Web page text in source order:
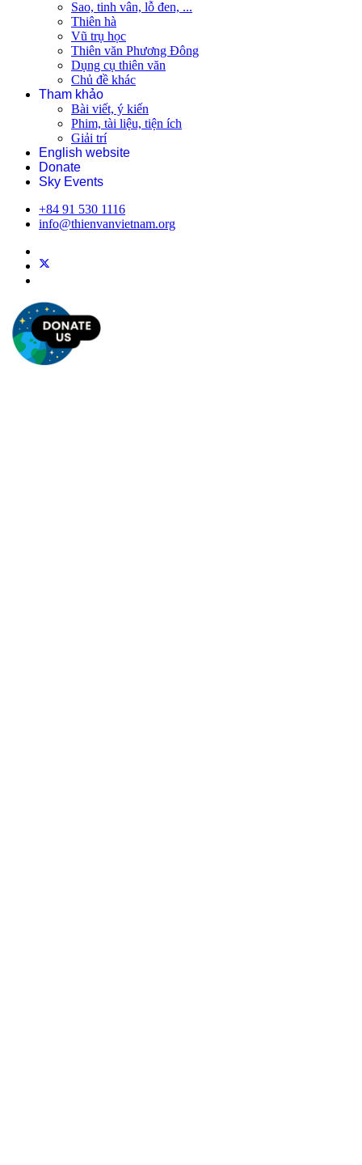
Sao, tinh vân, lỗ đen, ...
Thiên hà
Vũ trụ học
Thiên văn Phương Đông
Dụng cụ thiên văn
Chủ đề khác
Tham khảo
Bài viết, ý kiến
Phim, tài liệu, tiện ích
Giải trí
English website
Donate
Sky Events
+84 91 530 1116
info@thienvanvietnam.org